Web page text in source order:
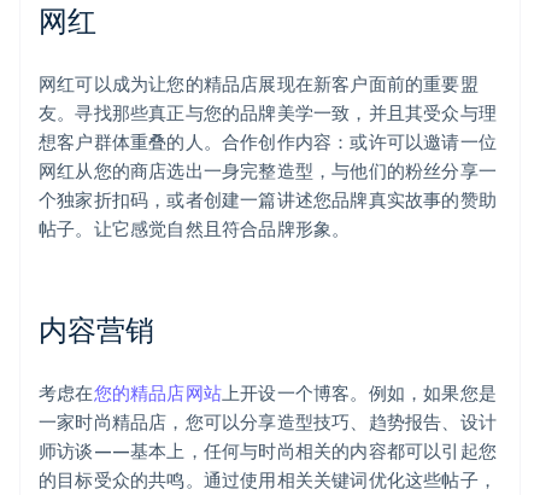
网红
网红可以成为让您的精品店展现在新客户面前的重要盟
友。寻找那些真正与您的品牌美学一致，并且其受众与理
想客户群体重叠的人。合作创作内容：或许可以邀请一位
网红从您的商店选出一身完整造型，与他们的粉丝分享一
个独家折扣码，或者创建一篇讲述您品牌真实故事的赞助
帖子。让它感觉自然且符合品牌形象。
内容营销
考虑在您的精品店网站上开设一个博客。例如，如果您是
一家时尚精品店，您可以分享造型技巧、趋势报告、设计
师访谈——基本上，任何与时尚相关的内容都可以引起您
的目标受众的共鸣。通过使用相关关键词优化这些帖子，